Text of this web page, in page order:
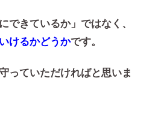
できているか」ではなく、
けるかどうかです。
っていただければと思いま